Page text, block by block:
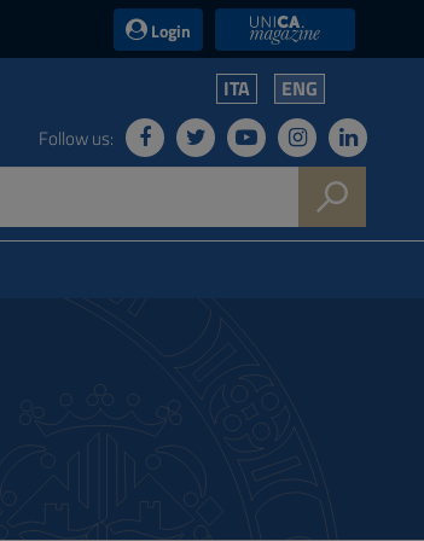
Login UniCA News
ITA ENG
Follow us: